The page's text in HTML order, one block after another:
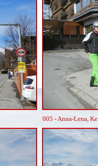
005 - Anna-Lena,